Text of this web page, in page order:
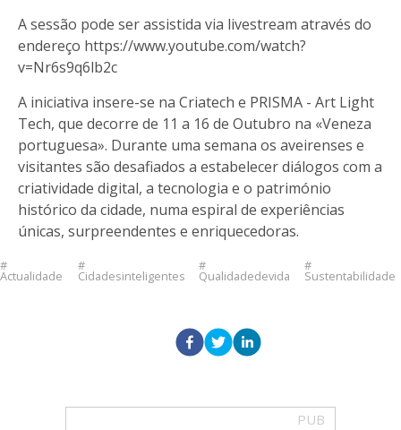
A sessão pode ser assistida via livestream através do
endereço https://www.youtube.com/watch?
v=Nr6s9q6lb2c
A iniciativa insere-se na Criatech e PRISMA - Art Light
Tech, que decorre de 11 a 16 de Outubro na «Veneza
portuguesa». Durante uma semana os aveirenses e
visitantes são desafiados a estabelecer diálogos com a
criatividade digital, a tecnologia e o património
histórico da cidade, numa espiral de experiências
únicas, surpreendentes e enriquecedoras.
Actualidade Cidadesinteligentes Qualidadedevida Sustentabilidade
PUB